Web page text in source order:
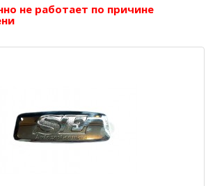
не работает по причине